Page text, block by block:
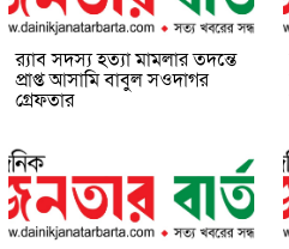
র‌্যাব সদস্য হত্যা মামলার তদন্তে
প্রাপ্ত আসামি বাবুল সওদাগর
গ্রেফতার